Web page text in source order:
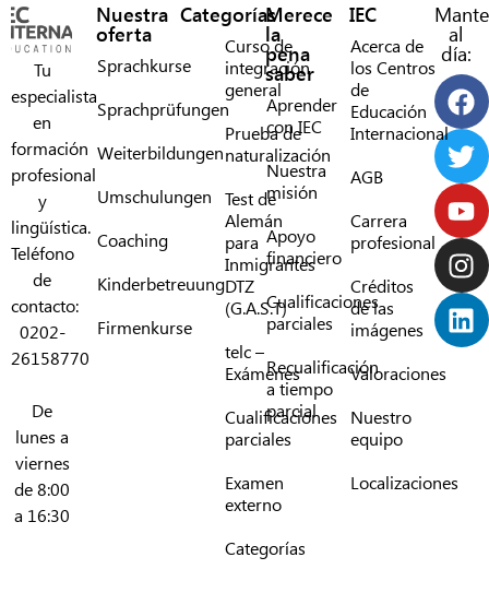
Tu
especialista
en
formación
profesional
y
lingüística.
Teléfono
de
contacto:
0202-
26158770
De
lunes a
viernes
de 8:00
a 16:30
Nuestra
oferta
Sprachkurse
Sprachprüfungen
Weiterbildungen
Umschulungen
Coaching
Kinderbetreuung
Firmenkurse
Categorías
Curso de
integración
general
Prueba de
naturalización
Test de
Alemán
para
Inmigrantes
DTZ
(G.A.S.T)
telc –
Exámenes
Cualificaciones
parciales
Examen
externo
Categorías
Merece
la
pena
saber
Aprender
con IEC
Nuestra
misión
Apoyo
financiero
Cualificaciones
parciales
Recualificación
a tiempo
parcial
IEC
Acerca de
los Centros
de
Educación
Internacional
AGB
Carrera
profesional
Créditos
de las
imágenes
Valoraciones
Nuestro
equipo
Localizaciones
al
día: